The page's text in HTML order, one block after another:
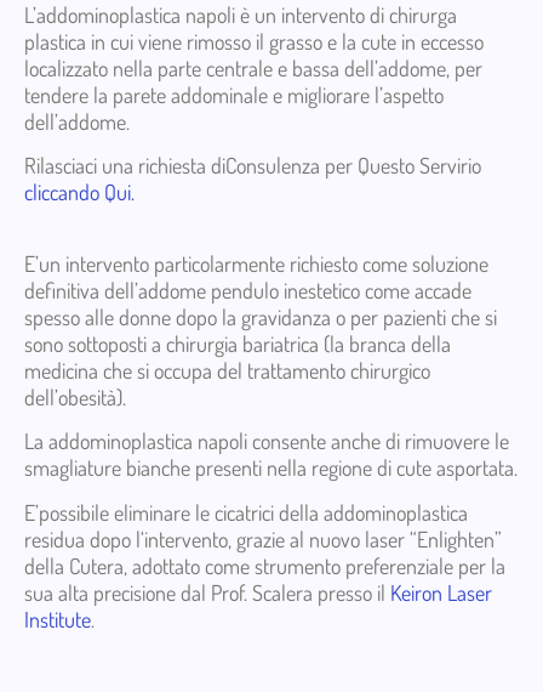
L’addominoplastica napoli è un intervento di chirurga
plastica in cui viene rimosso il grasso e la cute in eccesso
localizzato nella parte centrale e bassa dell’addome, per
tendere la parete addominale e migliorare l’aspetto
dell’addome.
Rilasciaci una richiesta diConsulenza per Questo Servirio
cliccando Qui.
E’un intervento particolarmente richiesto come soluzione
definitiva dell’addome pendulo inestetico come accade
spesso alle donne dopo la gravidanza o per pazienti che si
sono sottoposti a chirurgia bariatrica (la branca della
medicina che si occupa del trattamento chirurgico
dell’obesità).
La addominoplastica napoli consente anche di rimuovere le
smagliature bianche presenti nella regione di cute asportata.
E’possibile eliminare le cicatrici della addominoplastica
residua dopo l‘intervento, grazie al nuovo laser “Enlighten”
della Cutera, adottato come strumento preferenziale per la
sua alta precisione dal Prof. Scalera presso il Keiron Laser
Institute.